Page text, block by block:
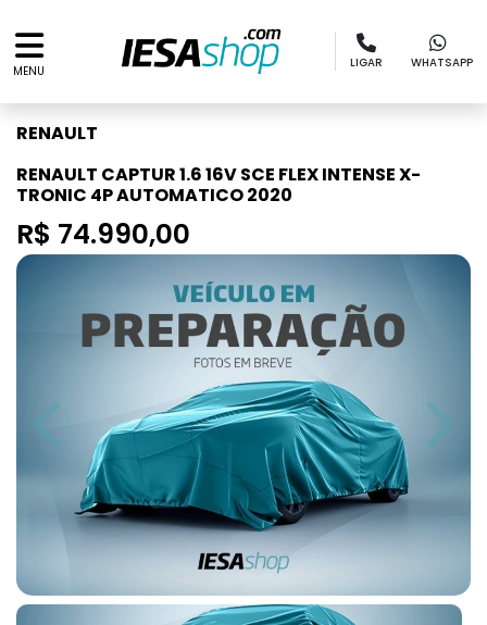
MENU
LIGAR WHATSAPP
RENAULT
RENAULT CAPTUR 1.6 16V SCE FLEX INTENSE X-
TRONIC 4P AUTOMATICO 2020
R$ 74.990,00
Previous